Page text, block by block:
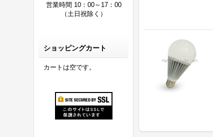
営業時間 10：00～17：00
（土日祝除く）
ショッピングカート
カートは空です。